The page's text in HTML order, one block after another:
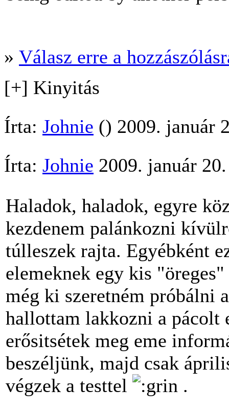
» Válasz erre a
[+] Kinyitás
Írta: Johnie () 2009. január
Írta: Johnie 2009. január
Haladok, haladok, egyre
kezdenem palánkozni
túlleszek rajta. Egyébként
elemeknek egy kis
még ki szeretném próbálni
hallottam lakkozni a
erősitsétek meg eme
beszéljünk, majd csak
végzek a testtel
.